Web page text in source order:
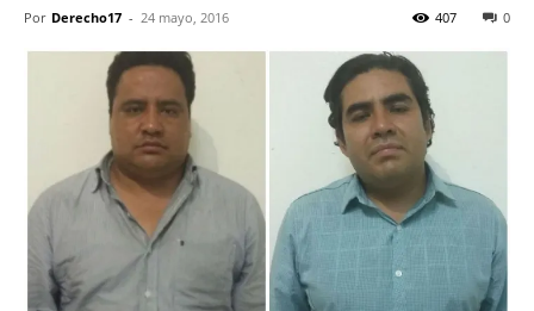
Por Derecho17 - 24 mayo, 2016 0
407